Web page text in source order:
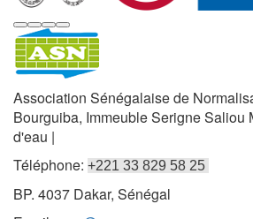
Association Sénégalaise de
Bourguiba, Immeuble Serigne Saliou
d'eau |
Téléphone: +221 33 829 58 25
BP. 4037 Dakar, Sénégal